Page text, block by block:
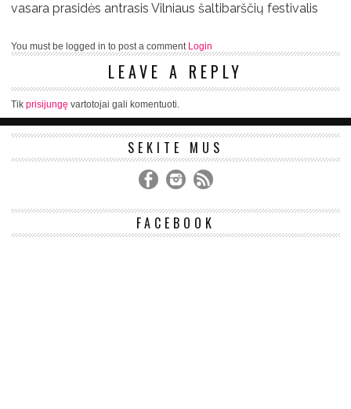
vasara prasidės antrasis Vilniaus šaltibarščių festivalis
You must be logged in to post a comment Login
LEAVE A REPLY
Tik prisijungę vartotojai gali komentuoti.
SEKITE MUS
FACEBOOK